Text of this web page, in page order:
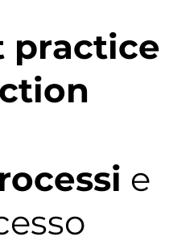
practice
e